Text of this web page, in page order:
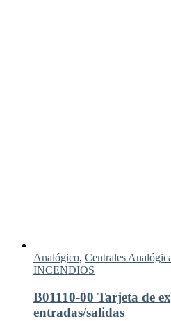
Analógico, Centrales
INCENDIOS
B01110-00 Tarjeta de
entradas/salidas